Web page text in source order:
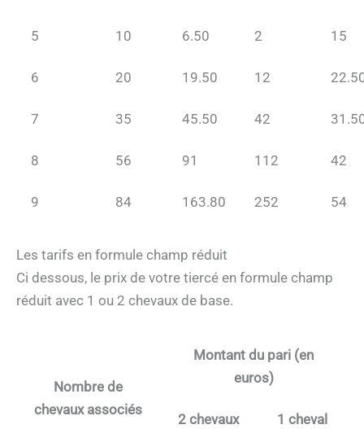
5 10 6.50 2 15
6 20 19.50 12
7 35 45.50 42
8 56 91 112 42
9 84 163.80 252 54
Les tarifs en formule champ réduit
Ci dessous, le prix de votre tiercé en formule champ
réduit avec 1 ou 2 chevaux de base.
Nombre de
chevaux associés
Montant du pari (en
euros)
2 chevaux
1 cheval